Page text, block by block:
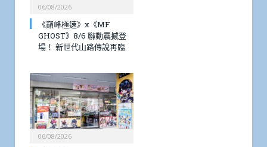
06/08/2026
《巔峰極速》x《MF
GHOST》8/6 聯動震撼登
場！ 新世代山路傳說再臨
06/08/2026